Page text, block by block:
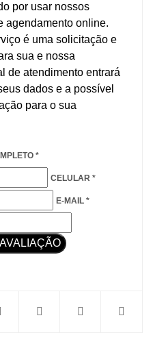
por usar nossos
agendamento online.
é uma solicitação e
sua e nossa
de atendimento entrará
dados e a possível
para o sua
*
CELULAR *
E-MAIL *